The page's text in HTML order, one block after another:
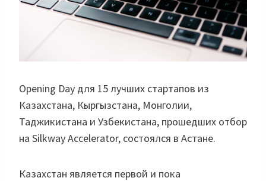
Opening Day для 15 лучших стартапов из
Казахстана, Кыргызстана, Монголии,
Таджикистана и Узбекистана, прошедших отбор
на Silkway Accelerator, состоялся в Астане.
Казахстан является первой и пока